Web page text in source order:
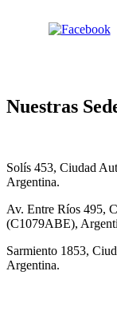
Nuestras
Solís 453, Ciudad
Argentina.
Av. Entre Ríos 495,
(C1079ABE),
Sarmiento 1853,
Argentina.